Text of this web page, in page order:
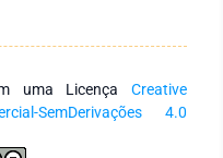
restringidos para
Nesse contexto, o
da lagoa da
na área urbana.
se deu em etapas inter-
de dados
e iconográficos),
uma Licença Creative
SemDerivações 4.0